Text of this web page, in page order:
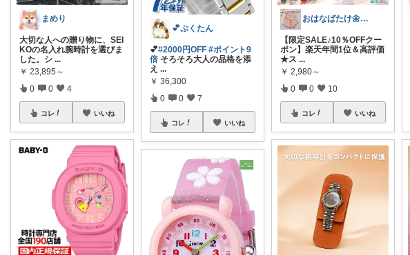
まめり
大切な人への贈り物に、SEI
KOの名入れ腕時計を選びま
した。シ ...
￥ 23,895～
0 0 4
コレ いいね
💕ぷくたん
💕#2000円OFF #ポイント9
倍 そろそろ大人の品格を添
え ...
￥ 36,300
0 0 7
コレ いいね
おはなばたけ🌼低浮上で再開🙇‍♀️
【限定SALE♪10％OFFクー
ポン】楽天年間1位＆高評価
★ス ...
￥ 2,980～
0 0 10
コレ いいね